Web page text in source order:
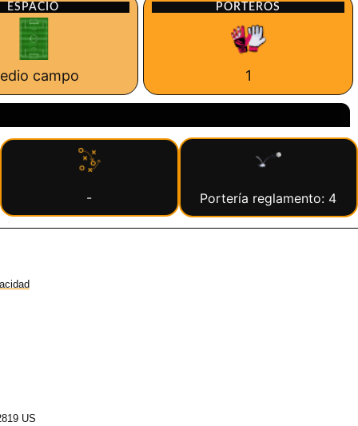
ESPACIO
campo
PORTEROS
1
- Portería reglamento: 4
US